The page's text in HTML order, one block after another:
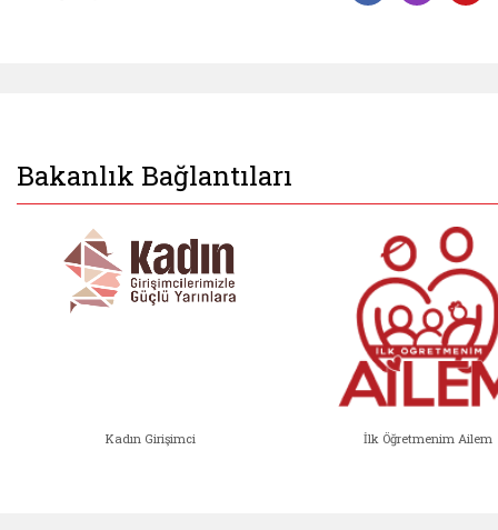
Bakanlık Bağlantıları
Kadın Girişimci İlk Öğretmenim Ailem